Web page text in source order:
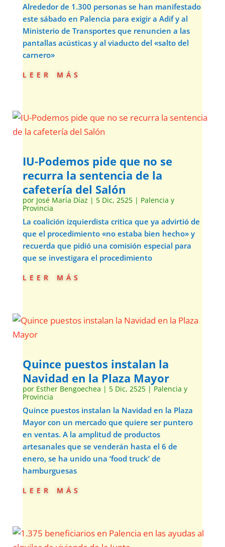
Alrededor de 1.300 personas se han manifestado
este sábado en Palencia para exigir a Adif y al
Ministerio de Transportes que renuncien a las
pantallas acústicas y al viaducto del «salto del
carnero»
leer más
IU-Podemos pide que no se
recurra la sentencia de la
cafetería del Salón
por José María Díaz | 5 Dic, 2525| Palencia y
Provincia
La coalición izquierdista critica que ya advirtió de
que el procedimiento «no estaba bien hecho» y
recuerda que pidió una comisión especial para
que se investigara el procedimiento
leer más
Quince puestos instalan la
Navidad en la Plaza Mayor
por Esther Bengoechea | 5 Dic, 2525| Palencia y
Provincia
Quince puestos instalan la Navidad en la Plaza
Mayor con un mercado que quiere ser puntero
en ventas. A la amplitud de productos
artesanales que se venderán hasta el 6 de
enero, se ha unido una ‘food truck’ de
hamburguesas
leer más